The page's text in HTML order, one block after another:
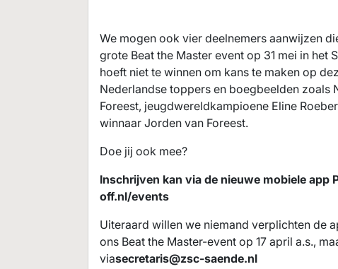
We mogen ook vier deelnemers aanwijzen
grote Beat the Master event op 31 mei in het
hoeft niet te winnen om kans te maken op
Nederlandse toppers en boegbeelden zoals
Foreest, jeugdwereldkampioene Eline
winnaar Jorden van Foreest.
Doe jij ook mee?
Inschrijven kan via de nieuwe mobiele
off.nl/events
Uiteraard willen we niemand verplichten de
ons Beat the Master-event op 17 april a.s.,
viasecretaris@zsc-saende.nl